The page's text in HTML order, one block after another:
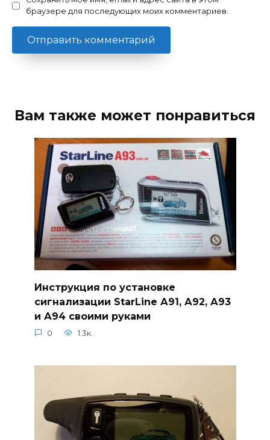
браузере для последующих моих комментариев.
Вам также может понравиться
Инструкция по установке
сигнализации StarLine А91, А92, А93
и А94 своими руками
0 1.3к.